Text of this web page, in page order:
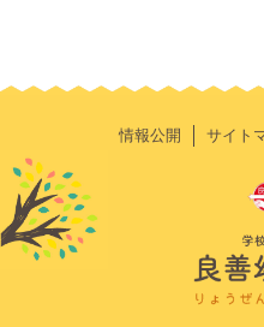
情報公開 サイト